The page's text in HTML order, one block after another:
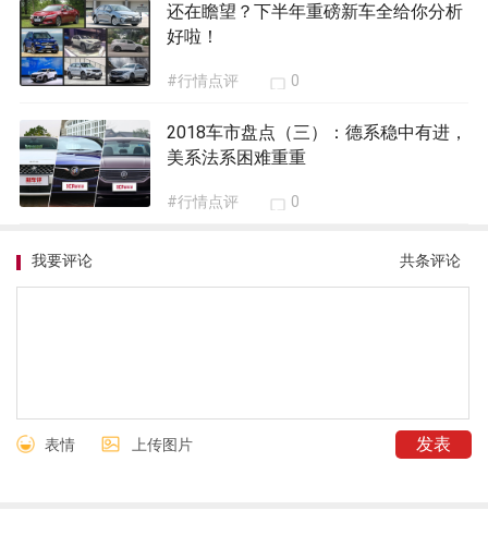
还在瞻望？下半年重磅新车全给你分析
好啦！
#行情点评 0
2018车市盘点（三）：德系稳中有进，
美系法系困难重重
#行情点评 0
共条评论
我要评论
表情 上传图片